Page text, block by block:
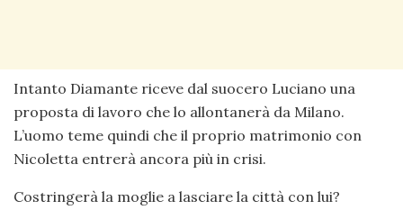
Intanto Diamante riceve dal suocero Luciano una
proposta di lavoro che lo allontanerà da Milano.
L’uomo teme quindi che il proprio matrimonio con
Nicoletta entrerà ancora più in crisi.
Costringerà la moglie a lasciare la città con lui?